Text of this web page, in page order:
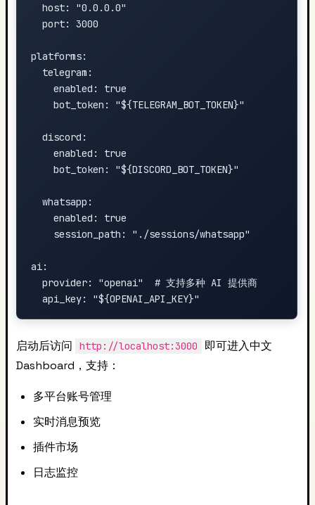
  host: "0.0.0.0"
  port: 3000
platforms:
  telegram:
    enabled: true
    bot_token: "${TELEGRAM_BOT_TOKEN}"
  discord:
    enabled: true
    bot_token: "${DISCORD_BOT_TOKEN}"
  whatsapp:
    enabled: true
    session_path: "./sessions/whatsapp"
ai:
  provider: "openai"  # 支持多种 AI 提供商
启动后访问 http://localhost:3000
即可进入中文
Dashboard，支持：
多平台账号管理
实时消息预览
插件市场
日志监控